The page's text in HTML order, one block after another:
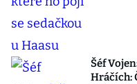
Šéf
Hráčích: